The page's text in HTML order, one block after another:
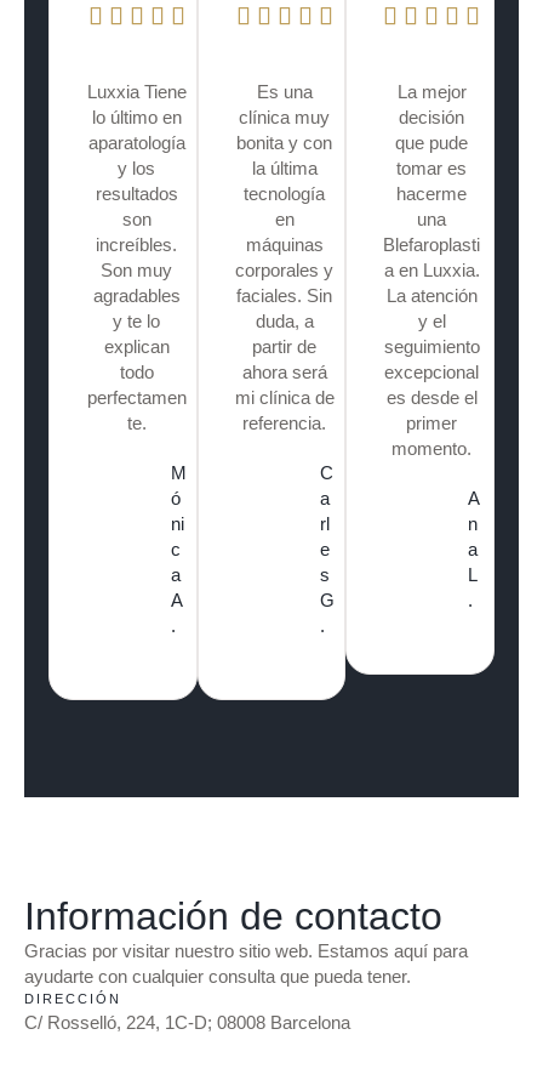
Luxxia Tiene
lo último en
aparatología
y los
resultados
son
increíbles.
Son muy
agradables
y te lo
explican
todo
perfectamen
te.
M
ó
ni
c
a
A
.
Es una
clínica muy
bonita y con
la última
tecnología
en
máquinas
corporales y
faciales. Sin
duda, a
partir de
ahora será
mi clínica de
referencia.
C
a
rl
e
s
G
.
La mejor
decisión
que pude
tomar es
hacerme
una
Blefaroplasti
a en Luxxia.
La atención
y el
seguimiento
excepcional
es desde el
primer
momento.
A
n
a
L
.
Información de contacto
Gracias por visitar nuestro sitio web. Estamos aquí para
ayudarte con cualquier consulta que pueda tener.
DIRECCIÓN
C/ Rosselló, 224, 1C-D; 08008 Barcelona